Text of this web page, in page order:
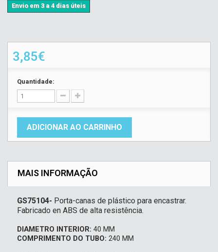
Envio em 3 a 4 dias úteis
3,85€
Quantidade:
ADICIONAR AO CARRINHO
MAIS INFORMAÇÃO
GS75104- Porta-canas de plástico para encastrar.
Fabricado en ABS de alta resistência.
DIAMETRO INTERIOR: 40 MM
COMPRIMENTO DO TUBO: 240 MM